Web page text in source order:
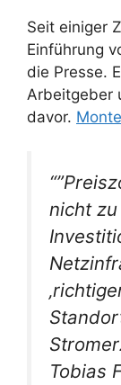
Seit einiger
Einführung
die Presse.
Arbeitgeber
davor.
nicht
Tobias